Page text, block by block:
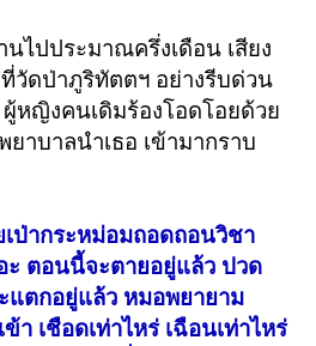
นไปประมาณครึ่งเดือน เสียง
วัดป่าภูริทัตตฯ อย่างรีบด่วน
หญิงคนเดิมร้องโอดโอยด้วย
าบาลนำเธอ เข้ามากราบ
เป่ากระหม่อมถอดถอนวิชา
ะ ตอนนี้จะตายอยู่แล้ว ปวด
แตกอยู่แล้ว หมอพยายาม
า เชือดเท่าไหร่ เฉือนเท่าไหร่